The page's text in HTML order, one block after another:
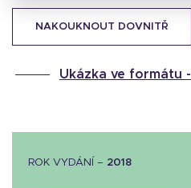
NAKOUKNOUT DOVNITŘ
Ukázka ve formátu -
ROK VYDÁNÍ – 2018